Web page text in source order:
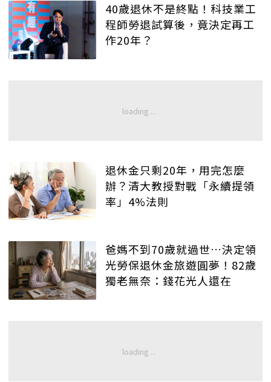
40歲退休不是終點！科技業工
程師勞退試算後，竟決定再工
作20年？
退休金只剩20年，用完怎麼
辦？清大教授對戰「永續提領
率」4%法則
爸媽不到70歲就過世…決定領
光勞保退休金旅遊圓夢！82歲
獨老無奈：錢花光人還在